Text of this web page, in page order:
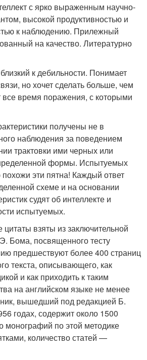
с ярко выраженным научно-
высокой продуктивностью и
к наблюдению. Прилежный
на качество. Литературно
к дебильности. Понимает
но хочет сделать больше, чем
все время поражения, с которыми
получены не в
наблюдения за поведением
трактовки ими черных или
формы. Испытуемых
эти пятна! Каждый ответ
схеме и на основании
судят об интеллекте и
испытуемых.
взяты из заключительной
Бома, посвященного тесту
предшествуют более 400 страниц
текста, описывающего, как
и как приходить к таким
на английском языке не менее
вышедший под редакцией Б.
годах, содержит около 1500
монографий по этой методике
количество статей —